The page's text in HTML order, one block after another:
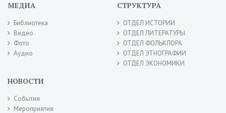
МЕДИА
Библиотека
Видео
Фото
Аудио
СТРУКТУРА
ОТДЕЛ ИСТОРИИ
ОТДЕЛ ЛИТЕРАТУРЫ
ОТДЕЛ ФОЛЬКЛОРА
ОТДЕЛ ЭТНОГРАФИИ
ОТДЕЛ ЭКОНОМИКИ
НОВОСТИ
События
Мероприятия